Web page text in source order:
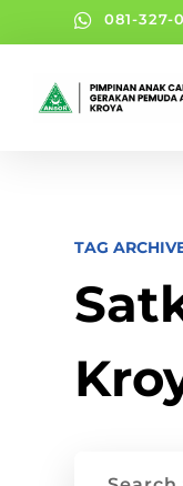
 081-327-
TAG